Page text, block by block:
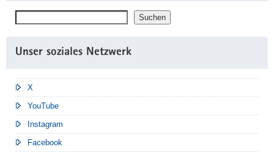
Suchen
Unser soziales Netzwerk
X
YouTube
Instagram
Facebook